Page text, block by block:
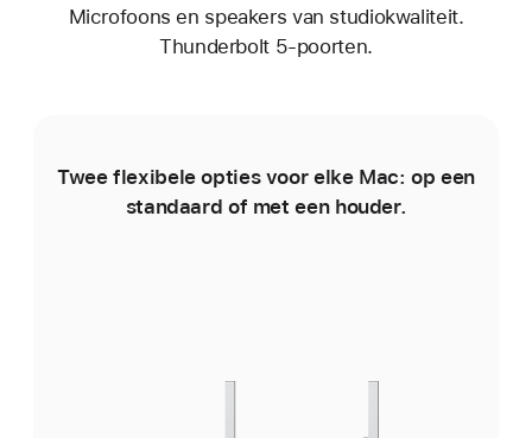
Microfoons en speakers van studiokwaliteit.
Thunderbolt 5-poorten.
Twee flexibele opties voor elke Mac: op een
standaard of met een houder.